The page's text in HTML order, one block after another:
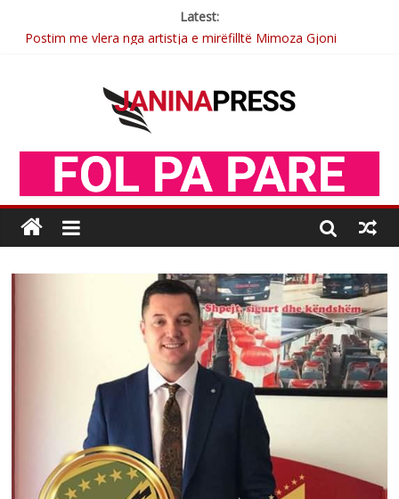
Latest:
Postim me vlera nga artistja e mirëfilltë Mimoza Gjoni
Brahim Çekaj njē veprimtar i respektuar i çeshtjës kombëtare
Sulm , pse të dua ty